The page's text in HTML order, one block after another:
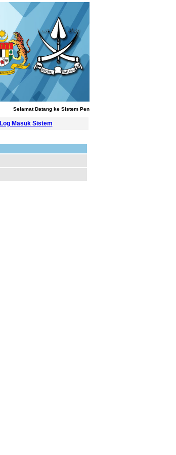
Selamat Datang ke Sistem Pengurusan Latihan
Log Masuk Sistem